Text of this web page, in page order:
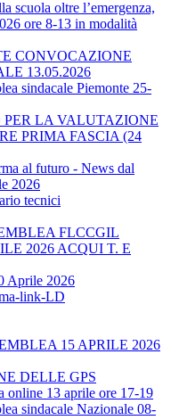
scuola oltre l’emergenza,
ore 8-13 in modalità
CONVOCAZIONE
13.05.2026
sindacale Piemonte 25-
PER LA VALUTAZIONE
PRIMA FASCIA (24
al futuro - News dal
2026
tecnici
FLCCGIL
2026 ACQUI T. E
Aprile 2026
link-LD
15 APRILE 2026
DELLE GPS
13 aprile ore 17-19
sindacale Nazionale 08-